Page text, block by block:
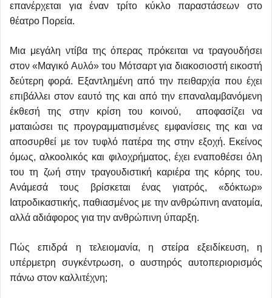
επανέρχεται για έναν τρίτο κύκλο παραστάσεων στο
θέατρο Πορεία.
Μια μεγάλη ντίβα της όπερας πρόκειται να τραγουδήσει
στον «Μαγικό Αυλό» του Μότσαρτ για διακοσιοστή εικοστή
δεύτερη φορά. Εξαντλημένη από την πειθαρχία που έχει
επιβάλλει στον εαυτό της και από την επαναλαμβανόμενη
έκθεσή της στην κρίση του κοινού, αποφασίζει να
ματαιώσει τις προγραμματισμένες εμφανίσεις της και να
αποσυρθεί με τον τυφλό πατέρα της στην εξοχή. Εκείνος
όμως, αλκοολικός και φιλοχρήματος, έχει εναποθέσει όλη
του τη ζωή στην τραγουδιστική καριέρα της κόρης του.
Ανάμεσά τους βρίσκεται ένας γιατρός, «δόκτωρ»
Ιατροδικαστικής, παθιασμένος με την ανθρώπινη ανατομία,
αλλά αδιάφορος για την ανθρώπινη ύπαρξη.
Πώς επιδρά η τελειομανία, η στείρα εξειδίκευση, η
υπέρμετρη συγκέντρωση, ο αυστηρός αυτοπεριορισμός
πάνω στον καλλιτέχνη;